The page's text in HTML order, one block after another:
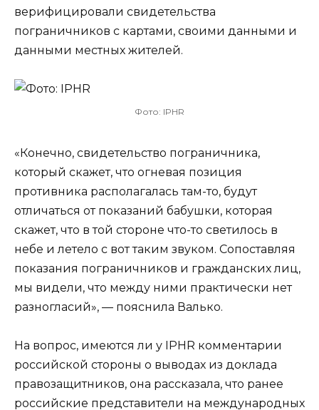
верифицировали свидетельства
пограничников с картами, своими данными и
данными местных жителей.
Фото: IPHR
«Конечно, свидетельство пограничника,
который скажет, что огневая позиция
противника располагалась там-то, будут
отличаться от показаний бабушки, которая
скажет, что в той стороне что-то светилось в
небе и летело с вот таким звуком. Сопоставляя
показания пограничников и гражданских лиц,
мы видели, что между ними практически нет
разногласий», — пояснила Валько.
На вопрос, имеются ли у IPHR комментарии
российской стороны о выводах из доклада
правозащитников, она рассказала, что ранее
российские представители на международных